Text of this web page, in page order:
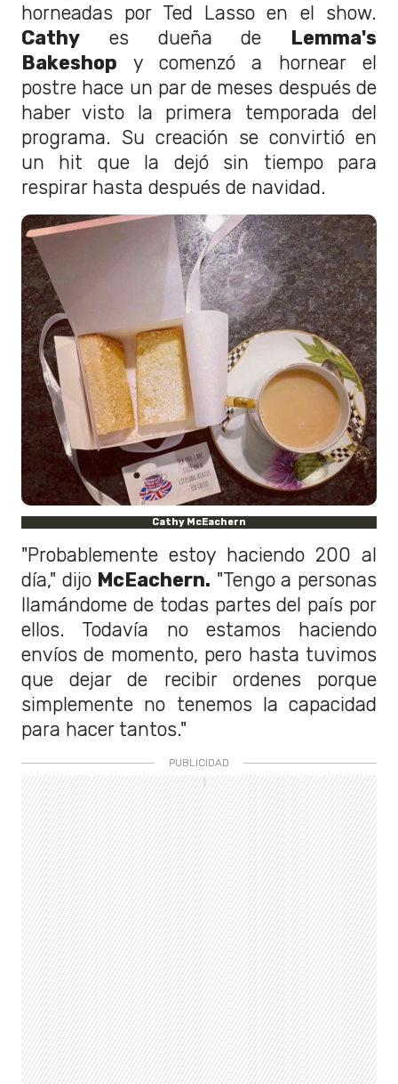
horneadas por Ted Lasso en el show.
Cathy es dueña de Lemma's
Bakeshop y comenzó a hornear el
postre hace un par de meses después de
haber visto la primera temporada del
programa. Su creación se convirtió en
un hit que la dejó sin tiempo para
respirar hasta después de navidad.
Cathy McEachern
"Probablemente estoy haciendo 200 al
día," dijo McEachern. "Tengo a personas
llamándome de todas partes del país por
ellos. Todavía no estamos haciendo
envíos de momento, pero hasta tuvimos
que dejar de recibir ordenes porque
simplemente no tenemos la capacidad
para hacer tantos."